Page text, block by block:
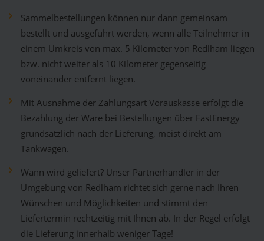
Sammelbestellungen können nur dann gemeinsam
bestellt und ausgeführt werden, wenn alle Teilnehmer in
einem Umkreis von max. 5 Kilometer von Redlham liegen
bzw. nicht weiter als 10 Kilometer gegenseitig
voneinander entfernt liegen.
Mit Ausnahme der Zahlungsart Vorauskasse erfolgt die
Bezahlung der Ware bei Bestellungen über FastEnergy
grundsätzlich nach der Lieferung, meist direkt am
Tankwagen.
Wann wird geliefert? Unser Partnerhändler in der
Umgebung von Redlham richtet sich gerne nach Ihren
Wünschen und Möglichkeiten und stimmt den
Liefertermin rechtzeitig mit Ihnen ab. In der Regel erfolgt
die Lieferung innerhalb weniger Tage!